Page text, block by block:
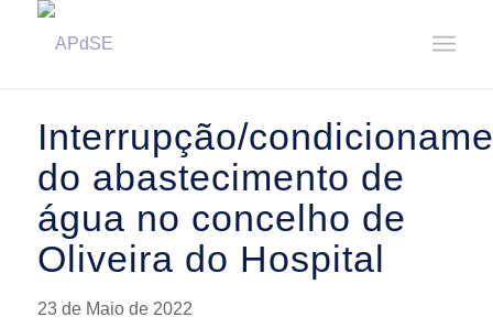
Interrupção/condicionamento do abastecimento de água no concelho de Ol...
Interrupção/
do abastecimento de
água no concelho de
Oliveira do Hospital
23 de Maio de 2022